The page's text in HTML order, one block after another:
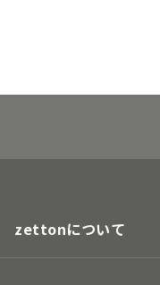
zettonについて